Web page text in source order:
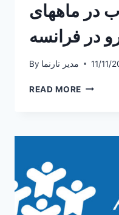
در ماههای
در فرانسه
By مدیر تارنما 11/11/
READ MORE هفت
ماههای
فرانسه